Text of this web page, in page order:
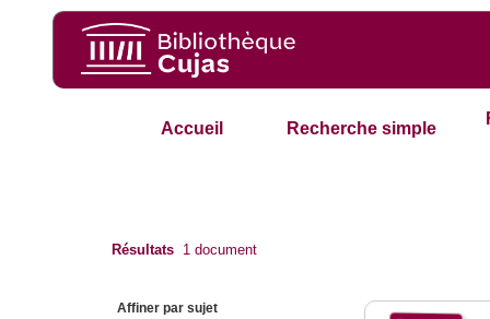
Accueil Recherche simple
Résultats 1 document
Affiner par sujet